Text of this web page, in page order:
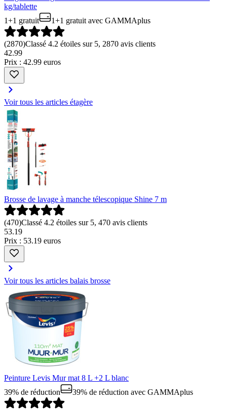
kg/tablette
1+1 gratuit
1+1 gratuitavec GAMMAplus
(2870)Classé 4.2 étoiles sur 5, 2870 avis clients
42.99
Prix : 42.99 euros
Voir tous les articles étagère
Brosse de lavage à manche télescopique Shine 7 m
(470)Classé 4.2 étoiles sur 5, 470 avis clients
53.19
Prix : 53.19 euros
Voir tous les articles balais brosse
Peinture Levis Mur mat 8 L +2 L blanc
39% de réduction
39% de réduction avec GAMMAplus